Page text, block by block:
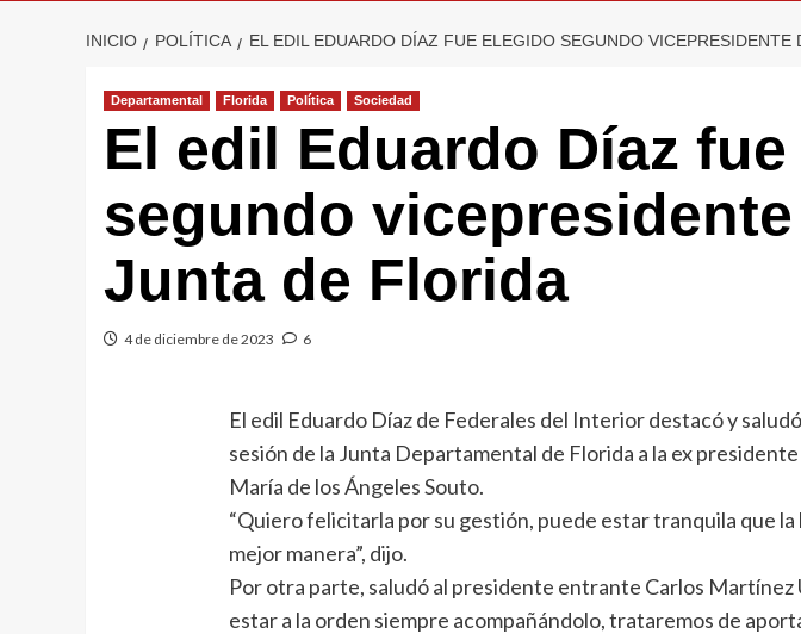
INICIO POLÍTICA EL EDIL EDUARDO DÍAZ FUE ELEGIDO SEGUNDO VICEPRESIDENTE
Departamental Florida Política Sociedad
El edil Eduardo Díaz
segundo
Junta de Florida
4 de diciembre de 2023 6
El edil Eduardo Díaz de Federales del Interior destacó y
sesión de la Junta Departamental de Florida a la ex
María de los Ángeles Souto.
“Quiero felicitarla por su gestión, puede estar tranquila que la
mejor manera”, dijo.
Por otra parte, saludó al presidente entrante Carlos Martínez
estar a la orden siempre acompañándolo, trataremos de